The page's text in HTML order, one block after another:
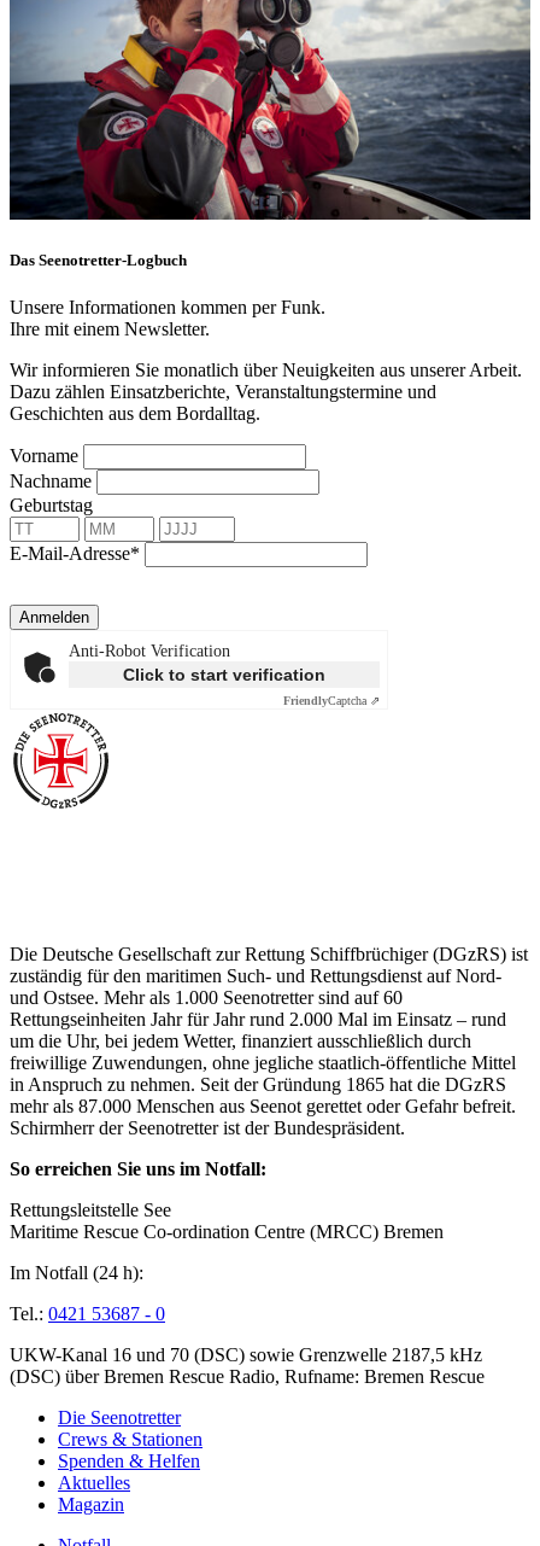
Das Seenotretter-Logbuch
Unsere Informationen kommen per Funk.
Ihre mit einem Newsletter.
Wir informieren Sie monatlich über Neuigkeiten aus unserer Arbeit.
Dazu zählen Einsatzberichte, Veranstaltungstermine und
Geschichten aus dem Bordalltag.
Vorname
Nachname
Geburtstag
E-Mail-Adresse*
Anmelden
Anti-Robot Verification
Click to start verification
FriendlyCaptcha ⇗
Die Deutsche Gesellschaft zur Rettung Schiffbrüchiger (DGzRS) ist
zuständig für den maritimen Such- und Rettungsdienst auf Nord-
und Ostsee. Mehr als 1.000 Seenotretter sind auf 60
Rettungseinheiten Jahr für Jahr rund 2.000 Mal im Einsatz – rund
um die Uhr, bei jedem Wetter, finanziert ausschließlich durch
freiwillige Zuwendungen, ohne jegliche staatlich-öffentliche Mittel
in Anspruch zu nehmen. Seit der Gründung 1865 hat die DGzRS
mehr als 87.000 Menschen aus Seenot gerettet oder Gefahr befreit.
Schirmherr der Seenotretter ist der Bundespräsident.
So erreichen Sie uns im Notfall:
Rettungsleitstelle See
Maritime Rescue Co-ordination Centre (MRCC) Bremen
Im Notfall (24 h):
Tel.: 0421 53687 - 0
UKW-Kanal 16 und 70 (DSC) sowie Grenzwelle 2187,5 kHz
(DSC) über Bremen Rescue Radio, Rufname: Bremen Rescue
Die Seenotretter
Crews & Stationen
Spenden & Helfen
Aktuelles
Magazin